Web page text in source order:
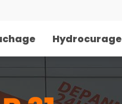
Hydrocurage